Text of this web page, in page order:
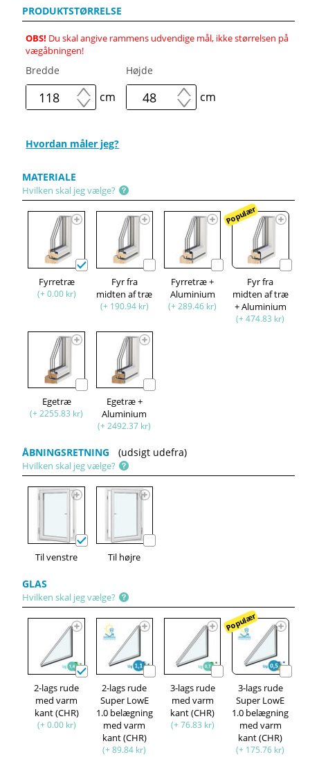
PRODUKTSTØRRELSE
OBS! Du skal angive rammens udvendige mål, ikke størrelsen på
vægåbningen!
Bredde
cm
Højde
cm
Hvordan måler jeg?
MATERIALE
Hvilken skal jeg vælge?
Fyrretræ
(+ 0.00 kr)
Fyr fra
midten af træ
(+ 190.94 kr)
Fyrretræ +
Aluminium
(+ 289.46 kr)
Populær
Fyr fra
midten af træ
+ Aluminium
(+ 474.83 kr)
Egetræ
(+ 2255.83 kr)
Egetræ +
Aluminium
(+ 2492.37 kr)
ÅBNINGSRETNING (udsigt udefra)
Hvilken skal jeg vælge?
Til venstre Til højre
GLAS
Hvilken skal jeg vælge?
2-lags rude
med varm
kant (CHR)
(+ 0.00 kr)
2-lags rude
Super LowE
1.0 belægning
med varm
kant (CHR)
(+ 89.84 kr)
3-lags rude
med varm
kant (CHR)
(+ 76.83 kr)
Populær
3-lags rude
Super LowE
1.0 belægning
med varm
kant (CHR)
(+ 175.76 kr)